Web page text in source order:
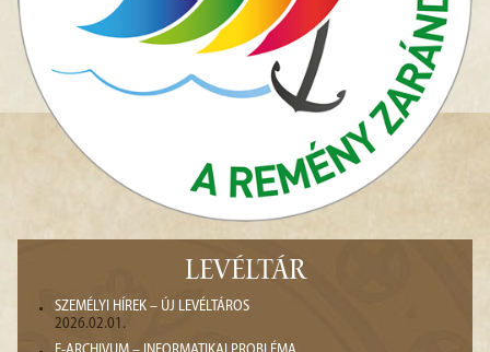
LEVÉLTÁR
SZEMÉLYI HÍREK – ÚJ LEVÉLTÁROS
2026.02.01.